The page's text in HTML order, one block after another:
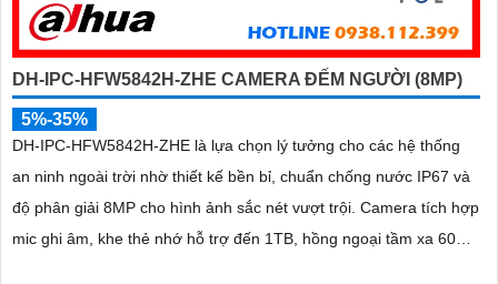
DH-IPC-HFW5842H-ZHE CAMERA ĐẾM NGƯỜI (8MP)
5%-35%
DH-IPC-HFW5842H-ZHE là lựa chọn lý tưởng cho các hệ thống
an ninh ngoài trời nhờ thiết kế bền bỉ, chuẩn chống nước IP67 và
độ phân giải 8MP cho hình ảnh sắc nét vượt trội. Camera tích hợp
mic ghi âm, khe thẻ nhớ hỗ trợ đến 1TB, hồng ngoại tầm xa 60m